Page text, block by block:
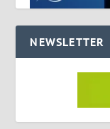
NEWSLETTER